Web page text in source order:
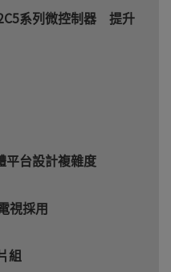
系列微控制器 提升
平台設計複雜度
視採用
組